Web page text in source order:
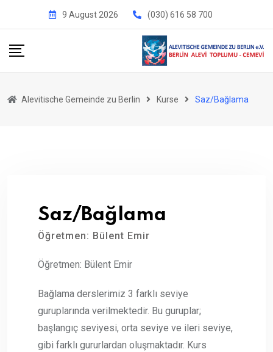
content
9 August 2026 (030) 616 58 700
Alevitische Gemeinde zu Berlin Kurse Saz/Bağlama
Saz/Bağlama
Öğretmen: Bülent Emir
Öğretmen: Bülent Emir
Bağlama derslerimiz 3 farklı seviye
guruplarında verilmektedir. Bu guruplar;
başlangıç seviyesi, orta seviye ve ileri seviye,
gibi farklı gururlardan oluşmaktadır. Kurs